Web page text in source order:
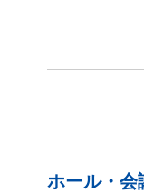
ホール・会